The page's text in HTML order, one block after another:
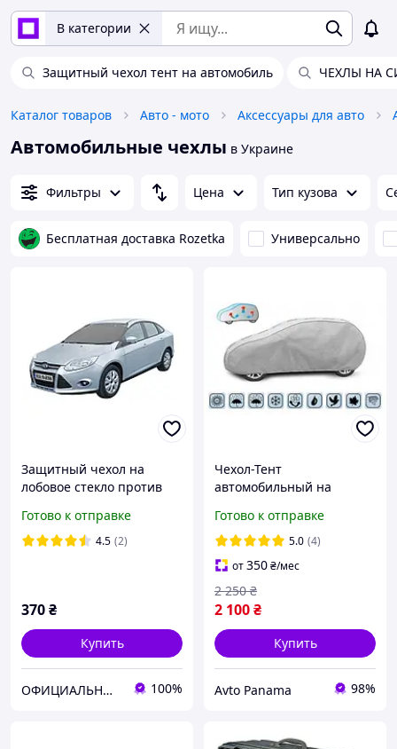
В категории
Защитный чехол тент на автомобиль ЧЕХЛЫ НА
Каталог товаров Авто - мото Аксессуары для авто
Автомобильные чехлы в Украине
Фильтры Цена Тип кузова
Бесплатная доставка Rozetka Универсально
Защитный чехол на
лобовое стекло против
Kegel-Błażusiak
Готово к отправке
4.5 (2)
370₴
Купить
ОФИЦИАЛЬНЫЙ интернет-магазин "KEGEL 24" от официального импортера товаров KEGEL-BŁAŻUSIAK в Украину. 100%
Чехол-Тент
автомобильный на
405-430 см (Basic Garage)
Готово к отправке
5.0 (4)
от350₴/мес
2 100₴
2 250 ₴
Купить
Avto Panama 98%